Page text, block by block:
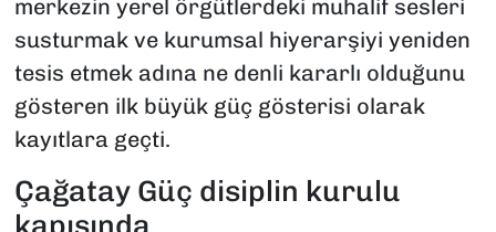
merkezin yerel örgütlerdeki muhalif sesleri
susturmak ve kurumsal hiyerarşiyi yeniden
tesis etmek adına ne denli kararlı olduğunu
gösteren ilk büyük güç gösterisi olarak
kayıtlara geçti.
Çağatay Güç disiplin kurulu